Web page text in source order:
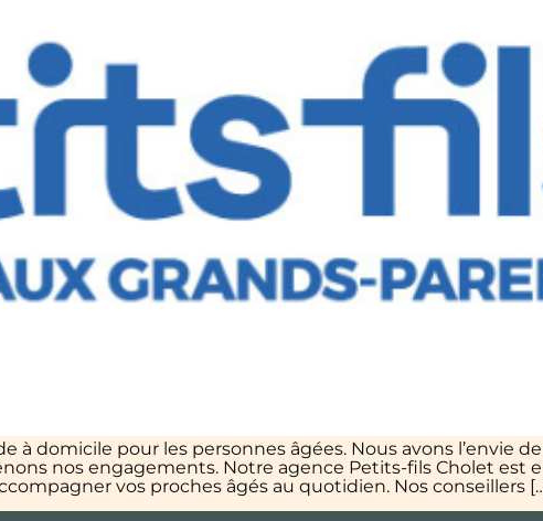
à domicile pour les personnes âgées. Nous avons l’envie
nos engagements. Notre agence Petits-fils Cholet est
vos proches âgés au quotidien. Nos conseillers